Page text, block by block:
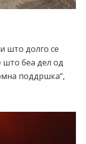
што долго се
што беа дел од
поддршка“,